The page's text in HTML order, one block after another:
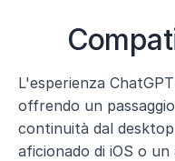
L'esperienza
offrendo un
continuità dal
aficionado di iOS o